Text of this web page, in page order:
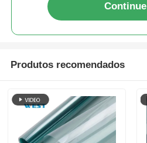
Continue
Produtos recomendados